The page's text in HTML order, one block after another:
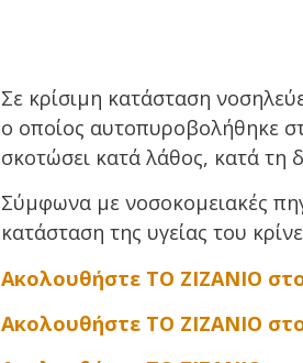
Σε κρίσιμη κατάσταση
ο οποίος αυτοπυροβολήθηκε
σκοτώσει κατά λάθος, κατά τη
Σύμφωνα με νοσοκομειακές
κατάσταση της υγείας του
Ακολουθήστε ΤΟ ΖΙΖΑΝΙΟ
Ακολουθήστε ΤΟ ΖΙΖΑΝΙΟ